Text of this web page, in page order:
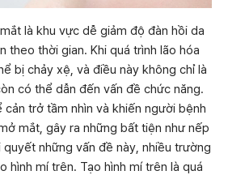
là khu vực dễ giảm độ đàn hồi da
theo thời gian. Khi quá trình lão hóa
bị chảy xệ, và điều này không chỉ là
có thể dẫn đến vấn đề chức năng.
trở tầm nhìn và khiến người bệnh
mắt, gây ra những bất tiện như nếp
những vấn đề này, nhiều trường
hình mí trên. Tạo hình mí trên là quá